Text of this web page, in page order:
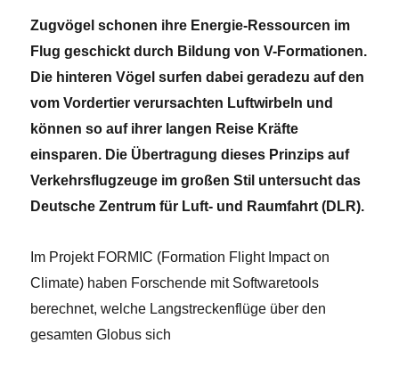
Zugvögel schonen ihre Energie-Ressourcen im
Flug geschickt durch Bildung von V-Formationen.
Die hinteren Vögel surfen dabei geradezu auf den
vom Vordertier verursachten Luftwirbeln und
können so auf ihrer langen Reise Kräfte
einsparen. Die Übertragung dieses Prinzips auf
Verkehrsflugzeuge im großen Stil untersucht das
Deutsche Zentrum für Luft- und Raumfahrt (DLR).
Im Projekt FORMIC (Formation Flight Impact on
Climate) haben Forschende mit Softwaretools
berechnet, welche Langstreckenflüge über den
gesamten Globus sich